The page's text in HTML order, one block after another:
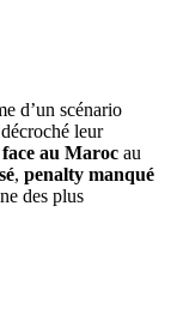
d’un scénario
leur
face au Maroc au
, penalty manqué
des plus